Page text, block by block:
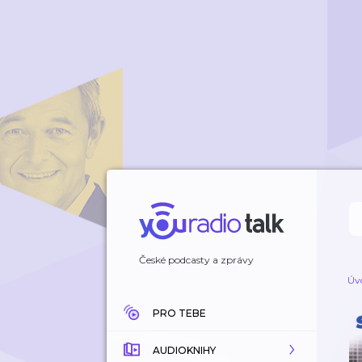
České podcasty a zprávy
PRO TEBE
AUDIOKNIHY